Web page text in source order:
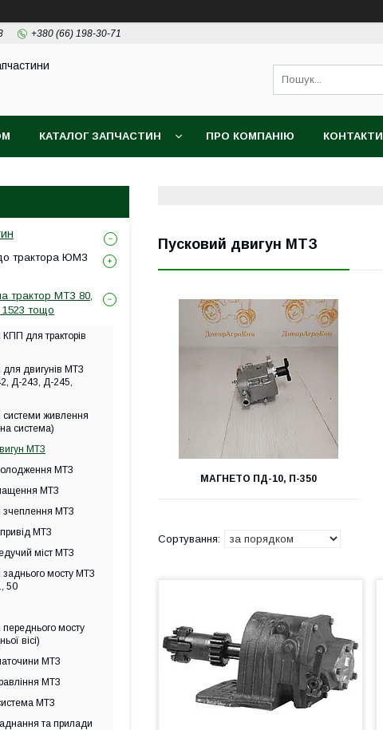
+380 (66) 198-30-71
КАТАЛОГ ЗАПЧАСТИН ПРО КОМПАНІЮ КОНТАКТИ
Пусковий двигун МТЗ
МАГНЕТО ПД-10, П-350
трактора ЮМЗ
трактор МТЗ 80,
1523 тощо
для тракторів
для двигунів МТЗ
Д-243, Д-245,
системи живлення
система)
МТЗ
МТЗ
МТЗ
зчеплення МТЗ
МТЗ
міст МТЗ
заднього мосту МТЗ
50
мосту
вісі)
МТЗ
МТЗ
МТЗ
та прилади